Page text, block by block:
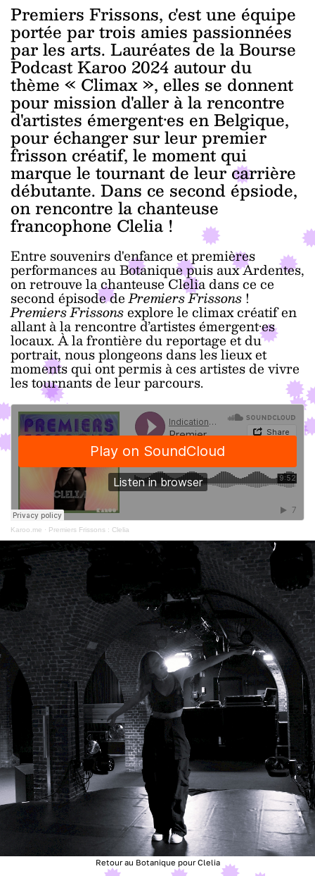
Premiers Frissons, c'est une équipe
portée par trois amies passionnées
par les arts. Lauréates de la Bourse
Podcast Karoo 2024 autour du
thème « Climax », elles se donnent
pour mission d'aller à la rencontre
d'artistes émergent·es en Belgique,
pour échanger sur leur premier
frisson créatif, le moment qui
marque le tournant de leur carrière
débutante. Dans ce second épsiode,
on rencontre la chanteuse
francophone Clelia !
Entre souvenirs d'enfance et premières
performances au Botanique puis aux Ardentes,
on retrouve la chanteuse Clelia dans ce ce
second épisode dePremiers Frissons!
Premiers Frissonsexplore le climax créatif en
allant à la rencontre d’artistes émergent·es
locaux. À la frontière du reportage et du
portrait, nous plongeons dans les lieux et
moments qui ont permis à ces artistes de vivre
les tournants de leur parcours.
Karoo.me · Premiers Frissons : Clelia
Retour au Botanique pour Clelia